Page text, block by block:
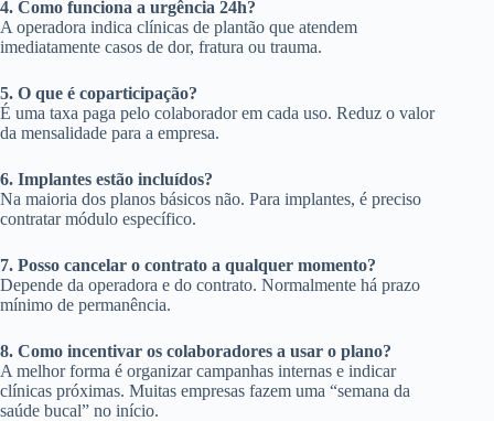
4. Como funciona a urgência 24h?
A operadora indica clínicas de plantão que atendem
imediatamente casos de dor, fratura ou trauma.
5. O que é coparticipação?
É uma taxa paga pelo colaborador em cada uso. Reduz o valor
da mensalidade para a empresa.
6. Implantes estão incluídos?
Na maioria dos planos básicos não. Para implantes, é preciso
contratar módulo específico.
7. Posso cancelar o contrato a qualquer momento?
Depende da operadora e do contrato. Normalmente há prazo
mínimo de permanência.
8. Como incentivar os colaboradores a usar o plano?
A melhor forma é organizar campanhas internas e indicar
clínicas próximas. Muitas empresas fazem uma “semana da
saúde bucal” no início.